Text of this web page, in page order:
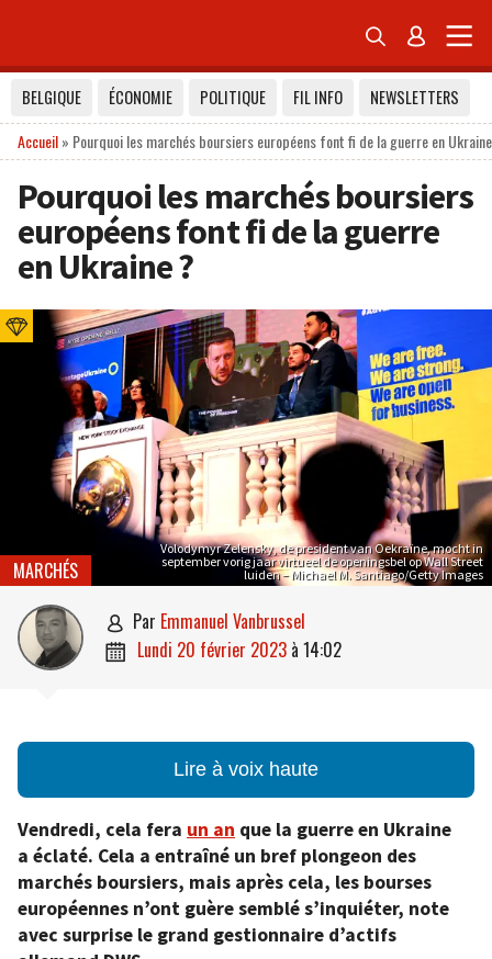
 
BELGIQUE ÉCONOMIE POLITIQUE FIL INFO
NEWSLETTERS
Accueil» Pourquoi les marchés boursiers européens font fi de la guerre en
Pourquoi les marchés boursiers
européens font fi de la guerre
en Ukraine ?
Volodymyr Zelensky, de president van Oekraïne, mocht in
september vorig jaar virtueel de openingsbel op Wall Street
luiden – Michael M. Santiago/Getty Images
MARCHÉS
 par Emmanuel Vanbrussel
 lundi 20 février 2023 à 14:02
Lire à voix haute
Vendredi, cela fera un an que la guerre en Ukraine
a éclaté. Cela a entraîné un bref plongeon des
marchés boursiers, mais après cela, les bourses
européennes n’ont guère semblé s’inquiéter, note
avec surprise le grand gestionnaire d’actifs